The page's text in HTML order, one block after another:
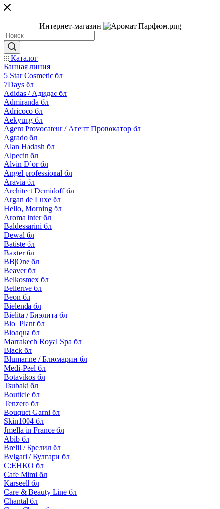
Интернет-магазин
Каталог
Банная линия
5 Star Cosmetic бл
7Days бл
Adidas / Адидас бл
Admiranda бл
Adricoco бл
Aekyung бл
Agent Provocateur / Агент Провокатор бл
Agrado бл
Alan Hadash бл
Alpecin бл
Alvin D`or бл
Angel professional бл
Aravia бл
Architect Demidoff бл
Argan de Luxe бл
Hello, Morning бл
Aroma inter бл
Baldessarini бл
Dewal бл
Batiste бл
Baxter бл
BB|One бл
Beaver бл
Belkosmex бл
Bellerive бл
Beon бл
Bielenda бл
Bielita / Биэлита бл
Bio_Plant бл
Bioaqua бл
Marrakech Royal Spa бл
Black бл
Blumarine / Блюмарин бл
Medi-Peel бл
Botavikos бл
Tsubaki бл
Bouticle бл
Tenzero бл
Bouquet Garni бл
Skin1004 бл
Jmella in France бл
Abib бл
Brelil / Брелил бл
Bvlgari / Булгари бл
C:EHKO бл
Cafe Mimi бл
Karseell бл
Care & Beauty Line бл
Chantal бл